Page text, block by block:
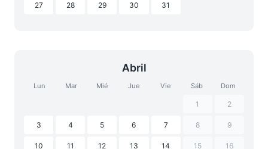
27 28 29 30 31
Abril
Lun Mar Mié Jue Vie Sáb Dom
1 2
3 4 5 6 7 8 9
10 11 12 13 14 15 16